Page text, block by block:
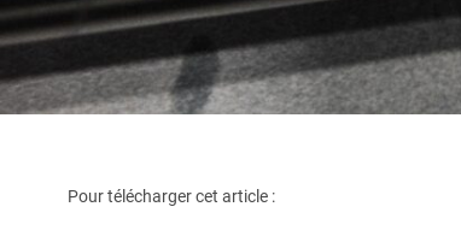
Pour télécharger cet article :